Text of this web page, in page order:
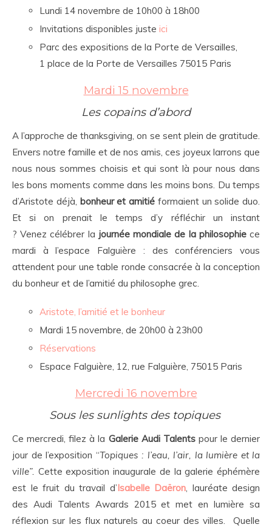
Lundi 14 novembre de 10h00 à 18h00
Invitations disponibles juste ici
Parc des expositions de la Porte de Versailles,
1 place de la Porte de Versailles 75015 Paris
Mardi 15 novembre
Les copains d’abord
A l’approche de thanksgiving, on se sent plein de gratitude.
Envers notre famille et de nos amis, ces joyeux larrons que
nous nous sommes choisis et qui sont là pour nous dans
les bons moments comme dans les moins bons. Du temps
d’Aristote déjà, bonheur et amitié formaient un solide duo.
Et si on prenait le temps d’y réfléchir un instant
? Venez célébrer la journée mondiale de la philosophiece
mardi à l’espace Falguière : des conférenciers vous
attendent pour une table ronde consacrée à la conception
du bonheur et de l’amitié du philosophe grec.
Aristote, l’amitié et le bonheur
Mardi 15 novembre, de 20h00 à 23h00
Réservations
Espace Falguière, 12, rue Falguière, 75015 Paris
Mercredi 16 novembre
Sous les sunlights des topiques
Ce mercredi, filez à la Galerie Audi Talentspour le dernier
jour de l’exposition “Topiques : l’eau, l’air, la lumière et la
ville”. Cette exposition inaugurale de la galerie éphémère
est le fruit du travail d’Isabelle Daëron, lauréate design
des Audi Talents Awards 2015 et met en lumière sa
réflexion sur les flux naturels au coeur des villes. Quelle